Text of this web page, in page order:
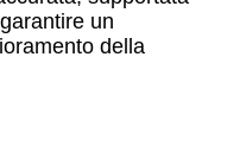
un
della